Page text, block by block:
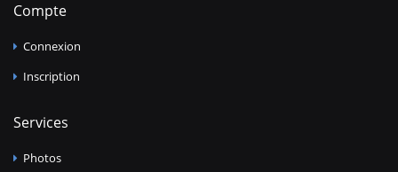
Compte
Connexion
Inscription
Services
Photos